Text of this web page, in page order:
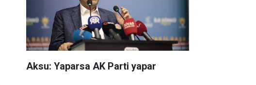
Aksu: Yaparsa AK Parti yapar